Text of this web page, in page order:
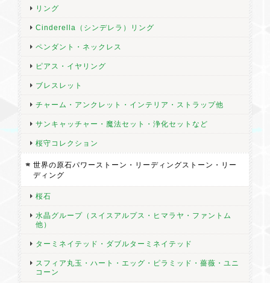
リング
Cinderella（シンデレラ）リング
ペンダント・ネックレス
ピアス・イヤリング
ブレスレット
チャーム・アンクレット・インテリア・ストラップ他
サンキャッチャー・魔法セット・浄化セットなど
桜守コレクション
世界の原石パワーストーン・リーディングストーン・リー
ディング
桜石
水晶グループ（スイスアルプス・ヒマラヤ・ファントム
他）
ターミネイテッド・ダブルターミネイテッド
スフィア丸玉・ハート・エッグ・ピラミッド・薔薇・ユニ
コーン